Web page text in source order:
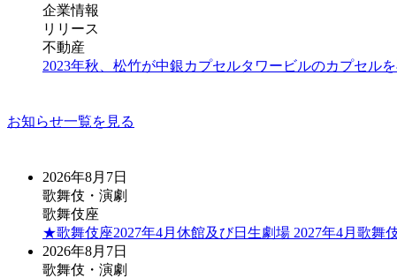
企業情報
リリース
不動産
2023年秋、松竹が中銀カプセルタワービルのカプセル
お知らせ一覧を見る
2026年8月7日
歌舞伎・演劇
歌舞伎座
★歌舞伎座2027年4月休館及び日生劇場 2027年4月歌舞
2026年8月7日
歌舞伎・演劇